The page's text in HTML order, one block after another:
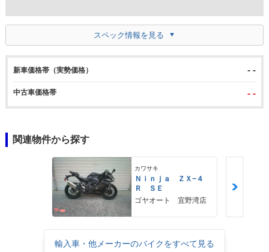
スペック情報を見る
新車価格帯（実勢価格） - -
中古車価格帯 - -
関連物件から探す
カワサキ
Ｎｉｎｊａ ＺＸ−４
Ｒ ＳＥ
ゴヤオート 宜野湾店
輸入車・他メーカーのバイクをすべて見る